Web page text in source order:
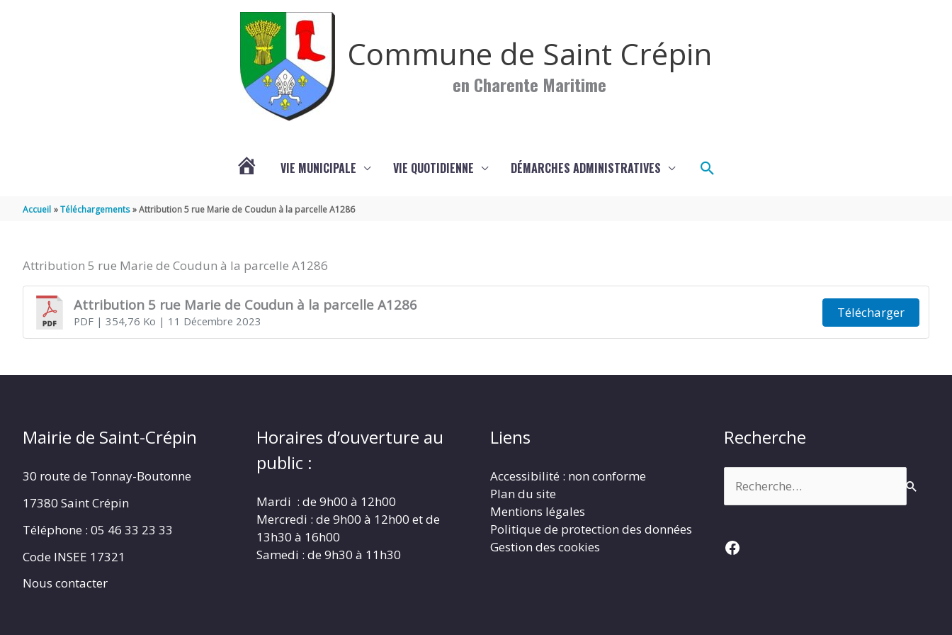
Commune de Saint Crépin
en Charente Maritime
CRÉPIN
VIE MUNICIPALE VIE QUOTIDIENNE DÉMARCHES ADMINISTRATIVES Rechercher
Accueil Téléchargements Attribution 5 rue Marie de Coudun à la parcelle A1286
Attribution 5 rue Marie de Coudun à la parcelle A1286
Attribution 5 rue Marie de Coudun à la parcelle A1286
PDF| 354,76 Ko | 11 Décembre 2023
Télécharger
Mairie de Saint-Crépin
30 route de Tonnay-Boutonne
17380 Saint Crépin
Téléphone : 05 46 33 23 33
Code INSEE 17321
Nous contacter
Horaires d’ouverture au
public :
Mardi : de 9h00 à 12h00
Mercredi : de 9h00 à 12h00 et de
13h30 à 16h00
Samedi : de 9h30 à 11h30
Liens
Accessibilité : non conforme
Plan du site
Mentions légales
Politique de protection des données
Gestion des cookies
Recherche
Facebook